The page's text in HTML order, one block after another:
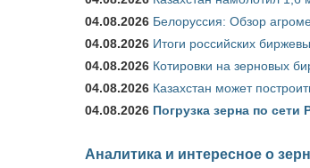
04.08.2026 Белоруссия: Обзор
04.08.2026 Итоги российских
04.08.2026 Котировки на зерновых
04.08.2026 Казахстан может
04.08.2026 Погрузка зерна по
Аналитика и интересное о